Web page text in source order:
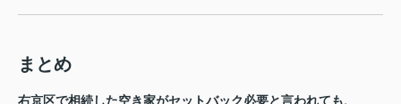
まとめ
右京区で相続した空き家がセットバック必要と言われても、